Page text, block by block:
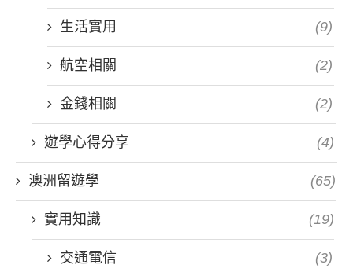
生活實用 (9)
航空相關 (2)
金錢相關 (2)
遊學心得分享 (4)
澳洲留遊學 (65)
實用知識 (19)
交通電信 (3)